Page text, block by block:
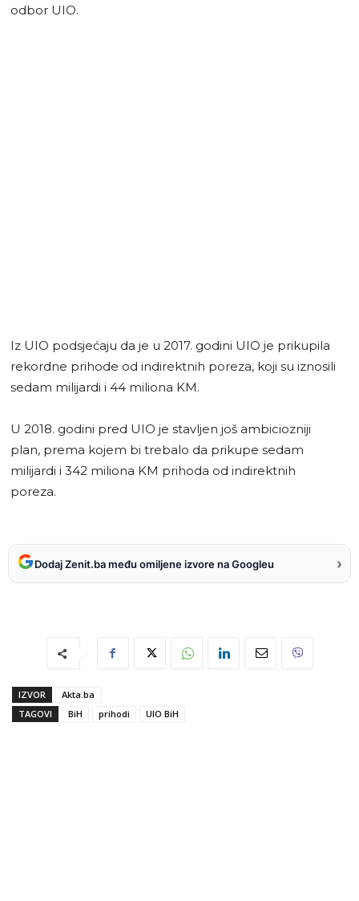
odbor UIO.
Iz UIO podsjećaju da je u 2017. godini UIO je prikupila
rekordne prihode od indirektnih poreza, koji su iznosili
sedam milijardi i 44 miliona KM.
U 2018. godini pred UIO je stavljen još ambiciozniji
plan, prema kojem bi trebalo da prikupe sedam
milijardi i 342 miliona KM prihoda od indirektnih
poreza.
Dodaj Zenit.ba među omiljene izvore na Googleu ›
IZVOR
Akta.ba
TAGOVI
BiH prihodi UIO BiH